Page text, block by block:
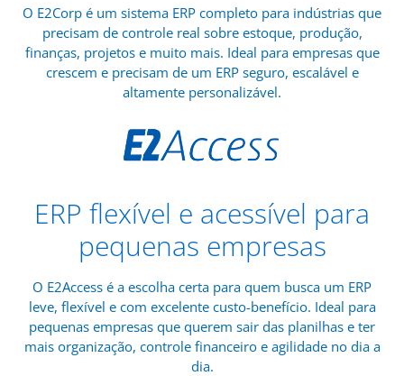
O E2Corp é um sistema ERP completo para indústrias que
precisam de controle real sobre estoque, produção,
finanças, projetos e muito mais. Ideal para empresas que
crescem e precisam de um ERP seguro, escalável e
altamente personalizável.
ERP flexível e acessível para
pequenas empresas
O E2Access é a escolha certa para quem busca um ERP
leve, flexível e com excelente custo-benefício. Ideal para
pequenas empresas que querem sair das planilhas e ter
mais organização, controle financeiro e agilidade no dia a
dia.